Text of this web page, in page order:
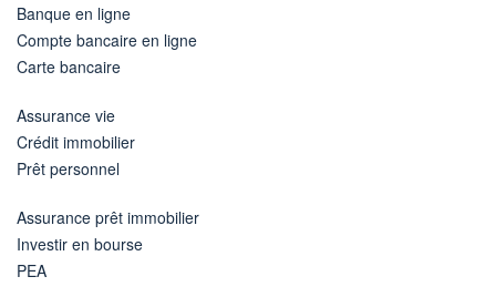
Banque en ligne
Compte bancaire en ligne
Carte bancaire
Assurance vie
Crédit immobilier
Prêt personnel
Assurance prêt immobilier
Investir en bourse
PEA